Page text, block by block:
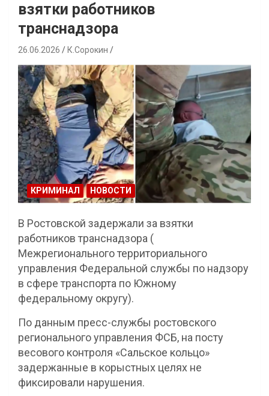
взятки работников
транснадзора
26.06.2026 К.Сорокин
КРИМИНАЛ НОВОСТИ
В Ростовской задержали за взятки
работников транснадзора (
Межрегионального территориального
управления Федеральной службы по надзору
в сфере транспорта по Южному
федеральному округу).
По данным пресс-службы ростовского
регионального управления ФСБ, на посту
весового контроля «Сальское кольцо»
задержанные в корыстных целях не
фиксировали нарушения.